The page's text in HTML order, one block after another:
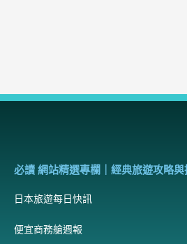
必讀 網站精選專欄｜經典旅遊攻略
日本旅遊每日快訊
便宜商務艙週報